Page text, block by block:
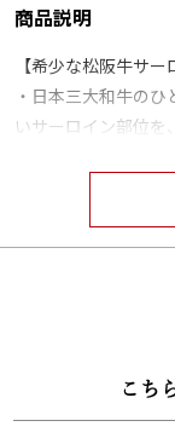
商品説明
【希少な松阪牛サ
・日本三大和牛の
いサーロイン部位を
カットしてお届け
す。シンプルなが
こち